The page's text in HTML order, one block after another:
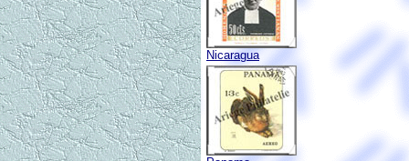
Nicaragua